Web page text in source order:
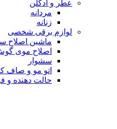
عطر و ادکلن
مردانه
زنانه
لوازم برقی شخصی
ماشین اصلاح
اصلاح موی
سشوار
اتو مو و صاف
حالت دهنده و